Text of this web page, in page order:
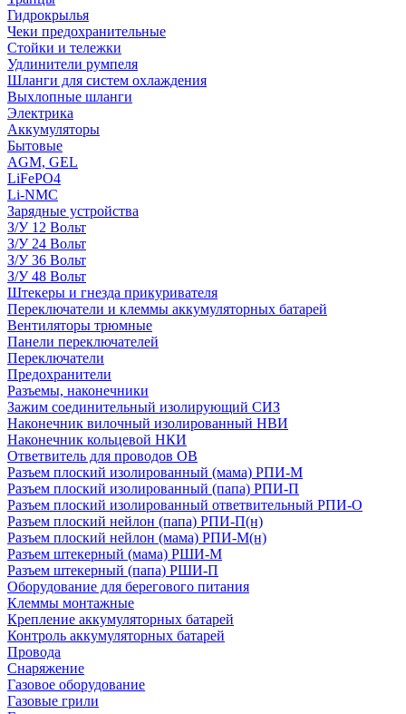
Гидрокрылья
Чеки предохранительные
Стойки и тележки
Удлинители румпеля
Шланги для систем охлаждения
Выхлопные шланги
Электрика
Аккумуляторы
Бытовые
AGM, GEL
LiFePO4
Li-NMC
Зарядные устройства
З/У 12 Вольт
З/У 24 Вольт
З/У 36 Вольт
З/У 48 Вольт
Штекеры и гнезда прикуривателя
Переключатели и клеммы аккумуляторных батарей
Вентиляторы трюмные
Панели переключателей
Переключатели
Предохранители
Разъемы, наконечники
Зажим соединительный изолирующий СИЗ
Наконечник вилочный изолированный НВИ
Наконечник кольцевой НКИ
Ответвитель для проводов ОВ
Разъем плоский изолированный (мама) РПИ-М
Разъем плоский изолированный (папа) РПИ-П
Разъем плоский изолированный ответвительный РПИ-О
Разъем плоский нейлон (папа) РПИ-П(н)
Разъем плоский нейлон (мама) РПИ-М(н)
Разъем штекерный (мама) РШИ-М
Разъем штекерный (папа) РШИ-П
Оборудование для берегового питания
Клеммы монтажные
Крепление аккумуляторных батарей
Контроль аккумуляторных батарей
Провода
Снаряжение
Газовое оборудование
Газовые грили